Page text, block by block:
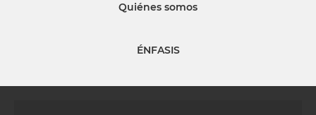
Quiénes somos
ÉNFASIS